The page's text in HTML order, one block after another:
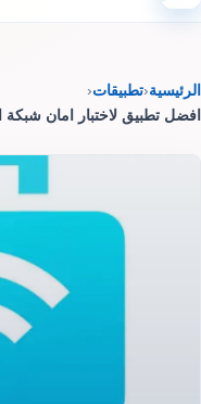
الرئيسية‹تطبيقات‹
افضل تطبيق لاختبار امان شبكة